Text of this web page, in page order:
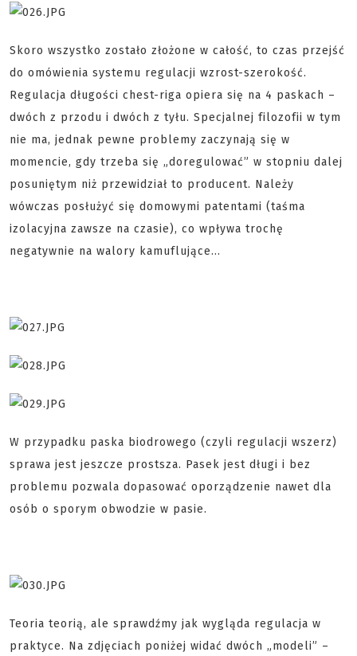
Skoro wszystko zostało złożone w całość, to czas przejść
do omówienia systemu regulacji wzrost-szerokość.
Regulacja długości chest-riga opiera się na 4 paskach –
dwóch z przodu i dwóch z tyłu. Specjalnej filozofii w tym
nie ma, jednak pewne problemy zaczynają się w
momencie, gdy trzeba się „doregulować” w stopniu dalej
posuniętym niż przewidział to producent. Należy
wówczas posłużyć się domowymi patentami (taśma
izolacyjna zawsze na czasie), co wpływa trochę
negatywnie na walory kamuflujące...
W przypadku paska biodrowego (czyli regulacji wszerz)
sprawa jest jeszcze prostsza. Pasek jest długi i bez
problemu pozwala dopasować oporządzenie nawet dla
osób o sporym obwodzie w pasie.
Teoria teorią, ale sprawdźmy jak wygląda regulacja w
praktyce. Na zdjęciach poniżej widać dwóch „modeli” –